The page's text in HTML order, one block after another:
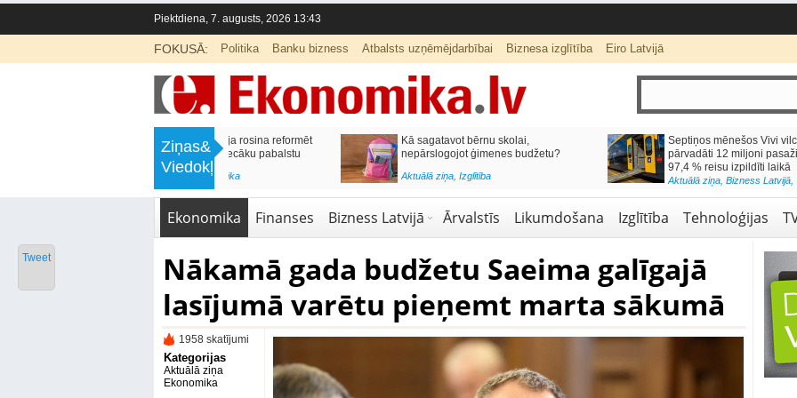
Piektdiena, 7. augusts, 2026 13:43
FOKUSĀ: Politika Banku bizness Atbalsts uzņēmējdarbībai Biznesa izglītība Eiro Latvijā
Ziņas&
Viedokļi
Labklājības ministrija rosina reformēt
un būtiski uzlabot vecāku pabalstu
Kā sagatavot bērnu skolai,
nepārslogojot ģimenes budžetu?
Aktuālā ziņa,Izglītība
Septiņos mēnešos Vivi vilcienos
pārvadāti 12 miljoni pasažieru; jūlijā
97,4 % reisu izpildīti laikā
Aktuālā ziņa,Bizness Latvijā,Tirdzniecība
Ekonomika Finanses Bizness Latvijā Ārvalstīs Likumdošana Izglītība Tehnoloģijas
Nākamā gada budžetu Saeima galīgajā
lasījumā varētu pieņemt marta sākumā
1958 skatījumi
Kategorijas
Aktuālā ziņa
Ekonomika
Tweet